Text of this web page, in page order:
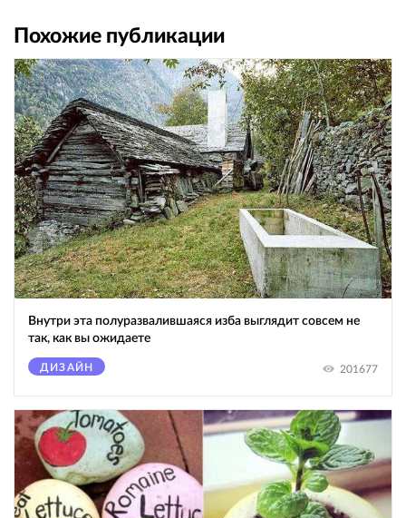
Похожие публикации
Внутри эта полуразвалившаяся изба выглядит совсем не
так, как вы ожидаете
ДИЗАЙН 201677